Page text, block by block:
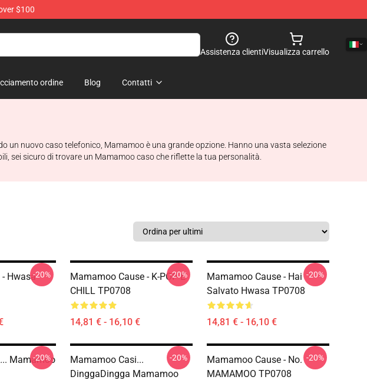
$100
Assistenza clientiVisualizza carrello
ordine Blog Contatti
un nuovo caso telefonico, Mamamoo è una grande opzione. Hanno una vasta selezione
sei sicuro di trovare un Mamamoo caso che riflette la tua personalità.
Hwasa-20%
Mamamoo Cause - K-POP E
CHILL TP0708
14,81 € - 16,10 €
-20%
Mamamoo Cause - Hai
Salvato Hwasa TP0708
14,81 € - 16,10 €
-20%
Mamamoo
-20%
Mamamoo Casi...
DinggaDingga Mamamoo
-20%
Mamamoo Cause - No.
MAMAMOO TP0708
-20%